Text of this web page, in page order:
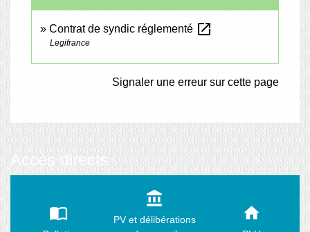
Contrat de syndic réglementé open_in_new
Legifrance
Signaler une erreur sur cette page
Accès directs
import_contacts
account_balance
PV et délibérations
home